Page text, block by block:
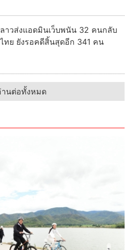
สร้างโอกาสทางศก.
ฟมหกรรม IP X Venture